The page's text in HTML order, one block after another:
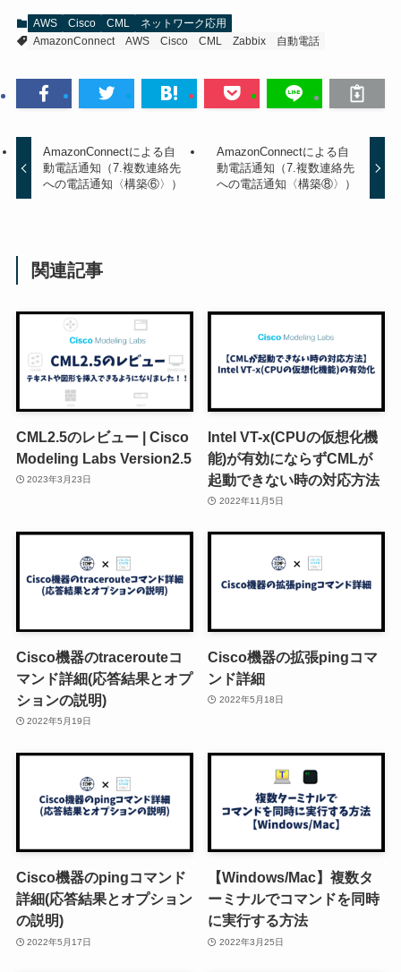
AWS Cisco CML
ネットワーク応用
AmazonConnect
AWS Cisco CML Zabbix 自動電話
AmazonConnectによる自
動電話通知（7.複数連絡先
への電話通知〈構築⑥〉）
AmazonConnectによる自
動電話通知（7.複数連絡先
への電話通知〈構築⑧〉）
関連記事
CML2.5のレビュー | Cisco
Modeling Labs Version2.5
2023年3月23日
Intel VT-x(CPUの仮想化機
能)が有効にならずCMLが
起動できない時の対応方法
2022年11月5日
Cisco機器のtracerouteコ
マンド詳細(応答結果とオプ
ションの説明)
2022年5月19日
Cisco機器の拡張pingコマ
ンド詳細
2022年5月18日
Cisco機器のpingコマンド
詳細(応答結果とオプション
の説明)
2022年5月17日
【Windows/Mac】複数タ
ーミナルでコマンドを同時
に実行する方法
2022年3月25日